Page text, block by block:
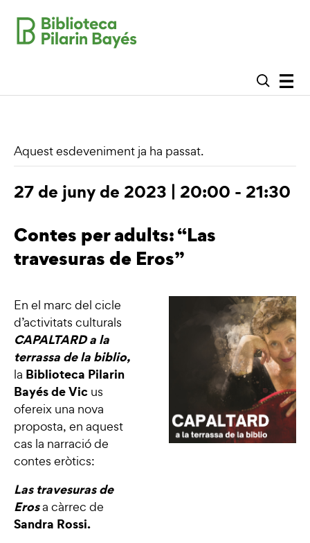
Aquest esdeveniment ja ha passat.
27 de juny de 2023 | 20:00 - 21:30
Contes per adults: “Las
travesuras de Eros”
En el marc del cicle
d’activitats culturals
CAPALTARD a la
terrassa de la biblio,
la Biblioteca Pilarin
Bayés de Vic us
ofereix una nova
proposta, en aquest
cas la narració de
contes eròtics:
Las travesuras de
Erosa càrrec de
Sandra Rossi.